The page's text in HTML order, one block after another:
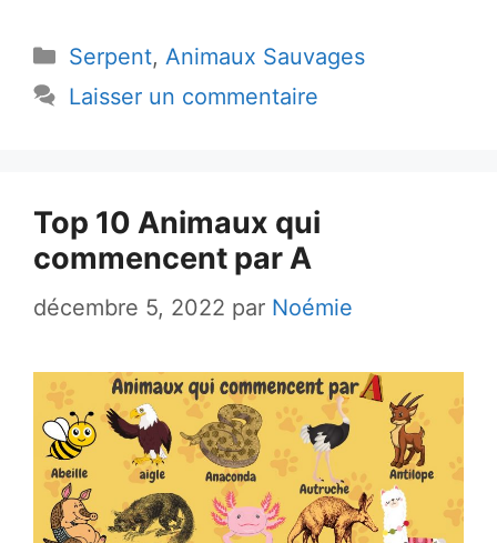
Catégories
Serpent, Animaux Sauvages
Laisser un commentaire
Top 10 Animaux qui
commencent par A
décembre 5, 2022 par Noémie